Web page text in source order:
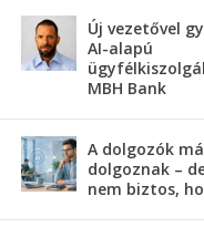
Új vezetővel
AI-alapú
MBH Bank
A dolgozók
dolgoznak –
nem biztos,